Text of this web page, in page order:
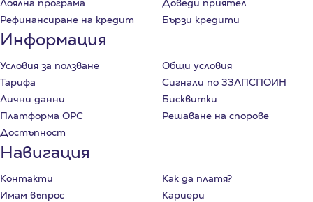
Лоялна програма
Доведи приятел
Рефинансиране на кредит
Бързи кредити
Информация
Условия за ползване
Общи условия
Тарифа
Сигнали по ЗЗЛПСПОИН
Лични данни
Бисквитки
Платформа ОРС
Решаване на спорове
Достъпност
Навигация
Контакти
Как да платя?
Имам въпрос
Кариери